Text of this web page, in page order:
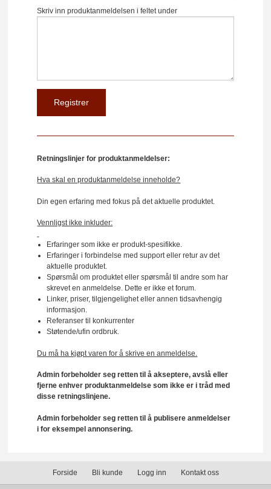
Skriv inn produktanmeldelsen i feltet under
Retningslinjer for produktanmeldelser:
Hva skal en produktanmeldelse inneholde?
Din egen erfaring med fokus på det aktuelle produktet.
Vennligst ikke inkluder:
Erfaringer som ikke er produkt-spesifikke.
Erfaringer i forbindelse med support eller retur av det
aktuelle produktet.
Spørsmål om produktet eller spørsmål til andre som har
skrevet en anmeldelse. Dette er ikke et forum.
Linker, priser, tilgjengelighet eller annen tidsavhengig
informasjon.
Referanser til konkurrenter
Støtende/ufin ordbruk.
Du må ha kjøpt varen for å skrive en anmeldelse.
Admin forbeholder seg retten til å akseptere, avslå eller
fjerne enhver produktanmeldelse som ikke er i tråd med
disse retningslinjene.
Admin forbeholder seg retten til å publisere anmeldelser
i for eksempel annonsering.
Forside Bli kunde Logg inn Kontakt oss